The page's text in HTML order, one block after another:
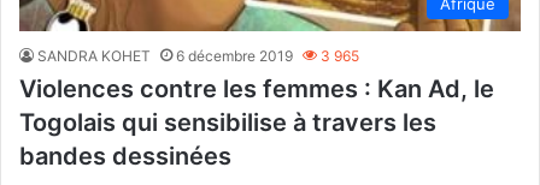
SANDRA KOHET 6 décembre 2019 3 965
Violences contre les femmes : Kan Ad, le
Togolais qui sensibilise à travers les
bandes dessinées